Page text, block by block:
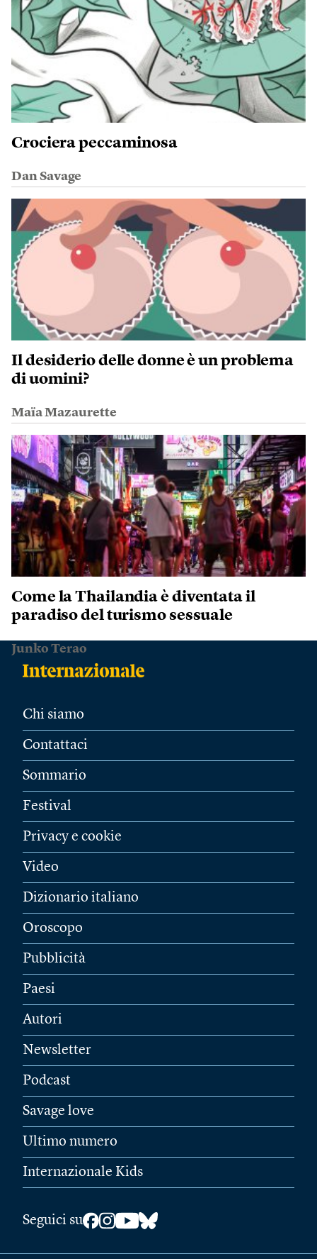
Crociera peccaminosa
Dan Savage
Il desiderio delle donne è un problema
di uomini?
Maïa Mazaurette
Come la Thailandia è diventata il
paradiso del turismo sessuale
Junko Terao
Chi siamo
Contattaci
Sommario
Festival
Privacy e cookie
Video
Dizionario italiano
Oroscopo
Pubblicità
Paesi
Autori
Newsletter
Podcast
Savage love
Ultimo numero
Internazionale Kids
Seguici su